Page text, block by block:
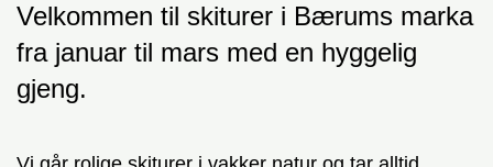
Velkommen til skiturer i Bærums marka
fra januar til mars med en hyggelig
gjeng.